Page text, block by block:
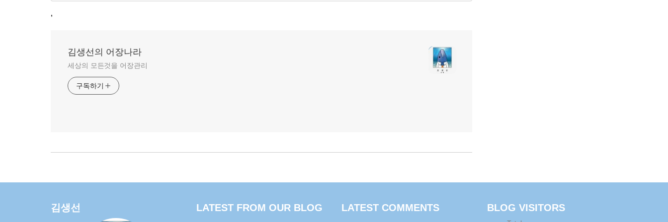
,
김생선의 어장나라
세상의 모든것을 어장관리
구독하기
김생선 LATEST FROM OUR BLOG LATEST COMMENTS BLOG VISITORS